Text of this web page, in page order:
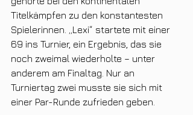
Titelkämpfen zu den konstantesten
Spielerinnen. „Lexi“ startete mit einer
69 ins Turnier, ein Ergebnis, das sie
noch zweimal wiederholte – unter
anderem am Finaltag. Nur an
Turniertag zwei musste sie sich mit
einer Par-Runde zufrieden geben.